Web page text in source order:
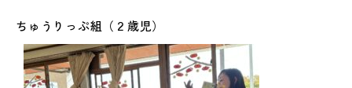
ちゅうりっぷ組（２歳児）